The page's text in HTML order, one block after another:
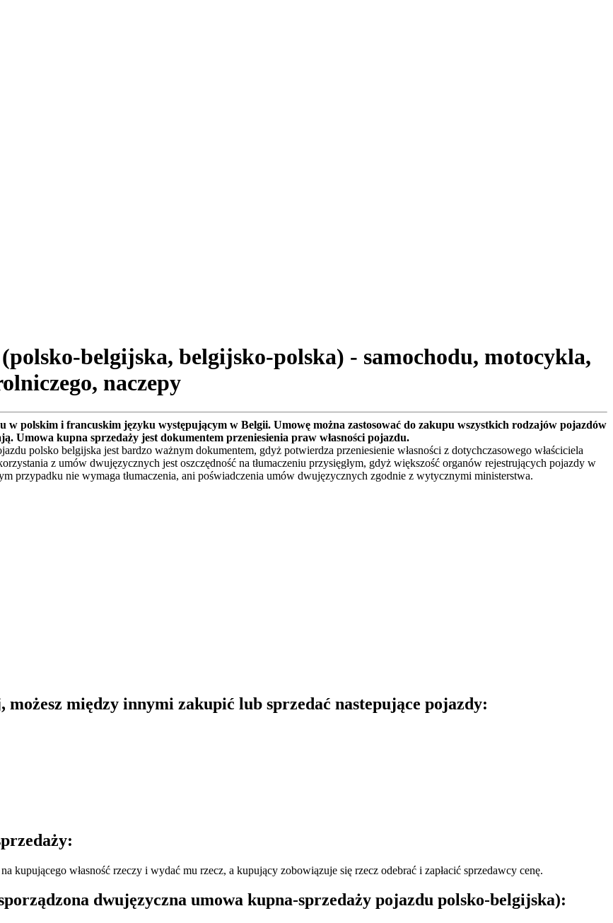
belgijska, belgijsko-polska) - samochodu, motocykla,
naczepy
w polskim i francuskim języku występującym w Belgii. Umowę można zastosować do zakupu wszystkich rodzajów pojazdów
Umowa kupna sprzedaży jest dokumentem przeniesienia praw własności pojazdu.
polsko belgijska jest bardzo ważnym dokumentem, gdyż potwierdza przeniesienie własności z dotychczasowego właściciela
z umów dwujęzycznych jest oszczędność na tłumaczeniu przysięgłym, gdyż większość organów rejestrujących pojazdy w
przypadku nie wymaga tłumaczenia, ani poświadczenia umów dwujęzycznych zgodnie z wytycznymi ministerstwa.
między innymi zakupić lub sprzedać nastepujące pojazdy:
kupującego własność rzeczy i wydać mu rzecz, a kupujący zobowiązuje się rzecz odebrać i zapłacić sprzedawcy cenę.
dwujęzyczna umowa kupna-sprzedaży pojazdu polsko-belgijska):